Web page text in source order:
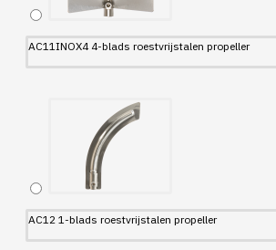
AC11INOX4 4-blads roestvrijstalen propeller
AC12 1-blads roestvrijstalen propeller